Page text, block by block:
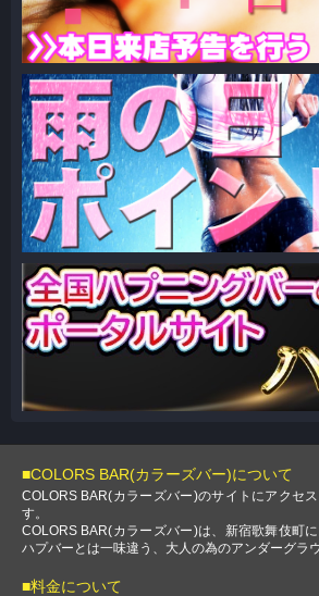
■COLORS BAR(カラーズバー)について
COLORS BAR(カラーズバー)のサイトにアクセ
す。
COLORS BAR(カラーズバー)は、新宿歌舞伎町
ハプバーとは一味違う、大人の為のアンダーグラ
■料金について